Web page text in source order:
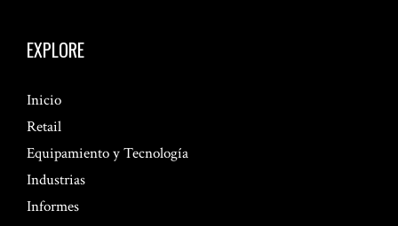
EXPLORE
Inicio
Retail
Equipamiento y Tecnología
Industrias
Informes